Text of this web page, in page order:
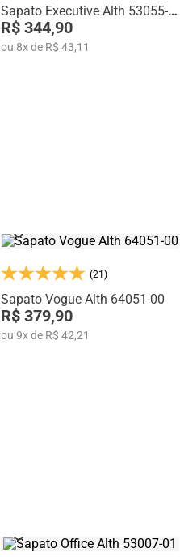
Sapato Executive Alth 53055-
00
R$ 344,90
ou 8xde R$ 43,11
(21)
Sapato Vogue Alth 64051-00
R$ 379,90
ou 9xde R$ 42,21